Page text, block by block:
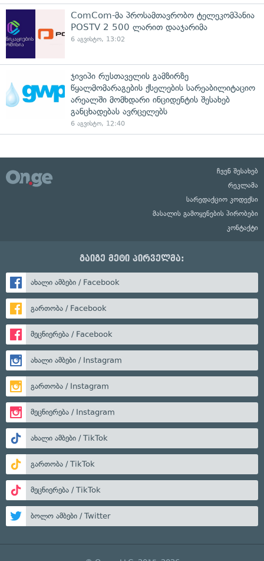
ComCom-მა პროსამთავრობო ტელეკომპანია
POSTV 2 500 ლარით დააჯარიმა
6 აგვისტო, 13:02
ჯივიპი რუსთაველის გამზირზე
წყალმომარაგების ქსელების სარეაბილიტაციო
არეალში მომხდარი ინციდენტის შესახებ
განცხადებას ავრცელებს
6 აგვისტო, 12:40
ჩვენ შესახებ
რეკლამა
სარედაქციო კოდექსი
მასალის გამოყენების პირობები
კონტაქტი
გაიგე მეტი პირველმა:
ახალი ამბები / Facebook
გართობა / Facebook
მეცნიერება / Facebook
ახალი ამბები / Instagram
გართობა / Instagram
მეცნიერება / Instagram
ახალი ამბები / TikTok
გართობა / TikTok
მეცნიერება / TikTok
ბოლო ამბები / Twitter